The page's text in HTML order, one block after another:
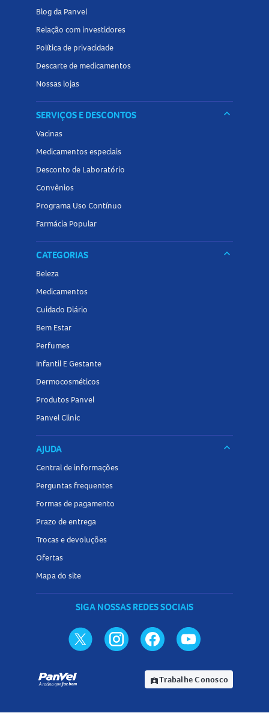
Blog da Panvel
Relação com investidores
Política de privacidade
Descarte de medicamentos
Nossas lojas
SERVIÇOS E DESCONTOS keyboard_arrow_down
Vacinas
Medicamentos especiais
Desconto de Laboratório
Convênios
Programa Uso Contínuo
Farmácia Popular
CATEGORIAS keyboard_arrow_down
Beleza
Medicamentos
Cuidado Diário
Bem Estar
Perfumes
Infantil E Gestante
Dermocosméticos
Produtos Panvel
Panvel Clinic
AJUDA keyboard_arrow_down
Central de informações
Perguntas frequentes
Formas de pagamento
Prazo de entrega
Trocas e devoluções
Ofertas
Mapa do site
SIGA NOSSAS REDES SOCIAIS
assignment_indTrabalhe Conosco